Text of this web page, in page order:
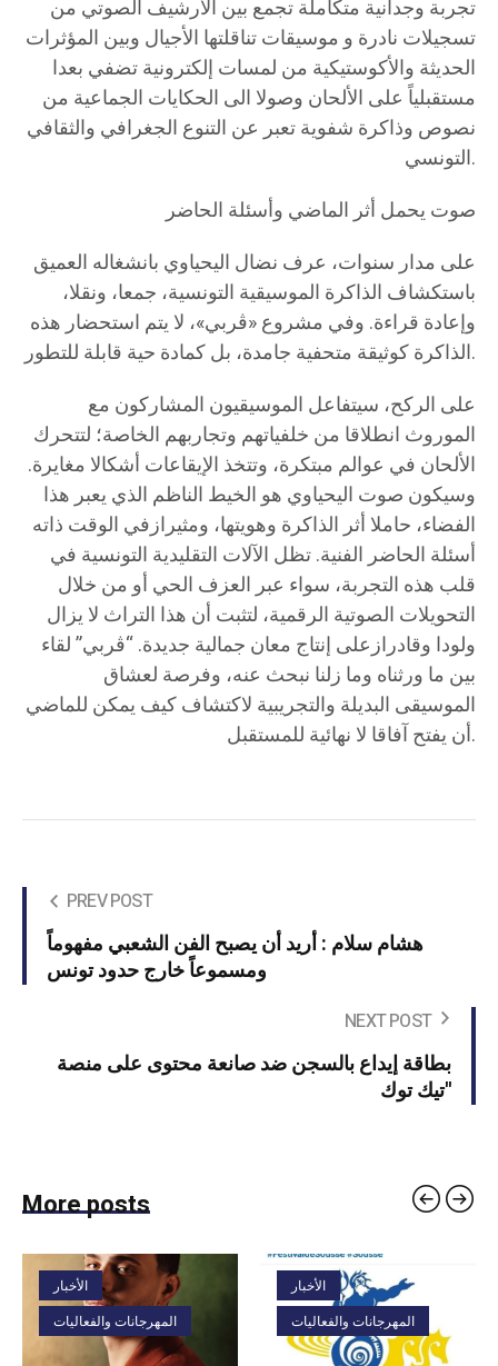
تجربة وجدانية متكاملة تجمع بين الأرشيف الصوتي من
تسجيلات نادرة و موسيقات تناقلتها الأجيال وبين المؤثرات
الحديثة والأكوستيكية من لمسات إلكترونية تضفي بعدا
مستقبلياً على الألحان وصولا الى الحكايات الجماعية من
نصوص وذاكرة شفوية تعبر عن التنوع الجغرافي والثقافي
التونسي.
صوت يحمل أثر الماضي وأسئلة الحاضر
على مدار سنوات، عرف نضال اليحياوي بانشغاله العميق
باستكشاف الذاكرة الموسيقية التونسية، جمعا، ونقلا،
وإعادة قراءة. وفي مشروع «ڤربي»، لا يتم استحضار هذه
الذاكرة كوثيقة متحفية جامدة، بل كمادة حية قابلة للتطور.
على الركح، سيتفاعل الموسيقيون المشاركون مع
الموروث انطلاقا من خلفياتهم وتجاربهم الخاصة؛ لتتحرك
الألحان في عوالم مبتكرة، وتتخذ الإيقاعات أشكالا مغايرة.
وسيكون صوت اليحياوي هو الخيط الناظم الذي يعبر هذا
الفضاء، حاملا أثر الذاكرة وهويتها، ومثيرازفي الوقت ذاته
أسئلة الحاضر الفنية. تظل الآلات التقليدية التونسية في
قلب هذه التجربة، سواء عبر العزف الحي أو من خلال
التحويلات الصوتية الرقمية، لتثبت أن هذا التراث لا يزال
ولودا وقادرازعلى إنتاج معان جمالية جديدة. “ڤربي” لقاء
بين ما ورثناه وما زلنا نبحث عنه، وفرصة لعشاق
الموسيقى البديلة والتجريبية لاكتشاف كيف يمكن للماضي
أن يفتح آفاقا لا نهائية للمستقبل.
PREV POST
هشام سلام : أريد أن يصبح الفن الشعبي مفهوماً
ومسموعاً خارج حدود تونس
NEXT POST
بطاقة إيداع بالسجن ضد صانعة محتوى على منصة
'تيك توك'
More posts
الأخبار
المهرجانات والفعاليات
الأخبار
المهرجانات والفعاليات